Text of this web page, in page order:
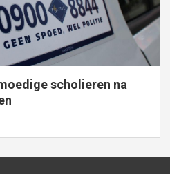
scholieren na